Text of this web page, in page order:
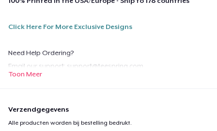
Click Here For More Exclusive Designs
Need Help Ordering?
Email our support: support@teespring.com
Toon Meer
Verzendgegevens
Alle producten worden bij bestelling bedrukt.
US$ 21,99
Die Cut Sticker
US$ 7,99